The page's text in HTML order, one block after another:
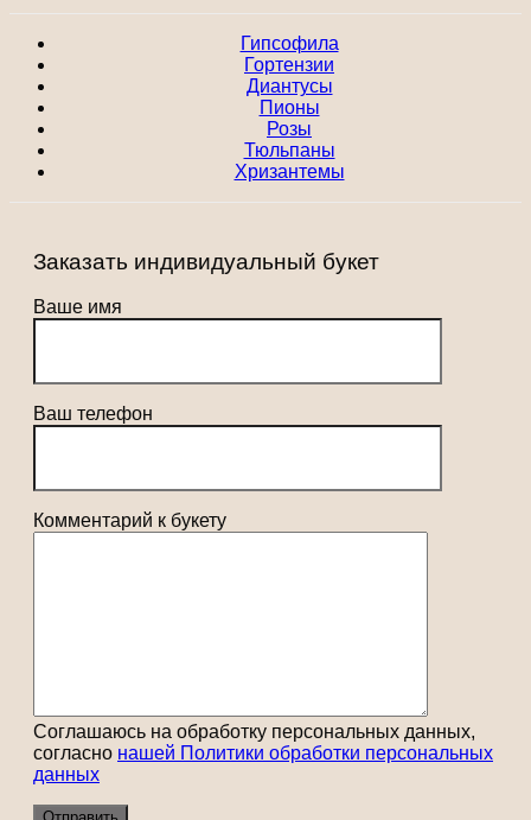
Гипсофила
Гортензии
Диантусы
Пионы
Розы
Тюльпаны
Хризантемы
Заказать индивидуальный букет
Ваше имя
Ваш телефон
Комментарий к букету
Соглашаюсь на обработку персональных данных,
согласно нашей Политики обработки персональных
данных